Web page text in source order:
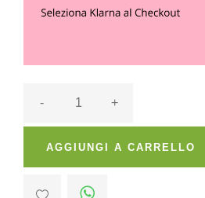
- +
AGGIUNGI A CARRELLO